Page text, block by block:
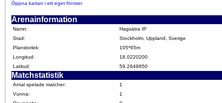
Öppna kartan i ett eget fönster
Arenainformation
Namn:
Hagsätra IP
Stad:
Stockholm, Uppland, Sverige
Planstorlek:
105*65m
Longitud:
18.0220200
Latitud:
59.2649850
Matchstatistik
Antal spelade matcher:
1
Vunna:
1